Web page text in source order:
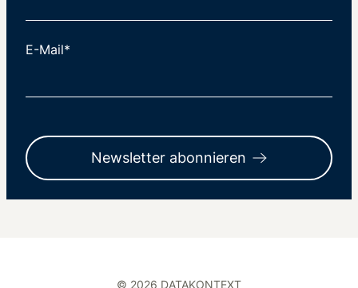
E-Mail*
Newsletter abonnieren
© 2026 DATAKONTEXT